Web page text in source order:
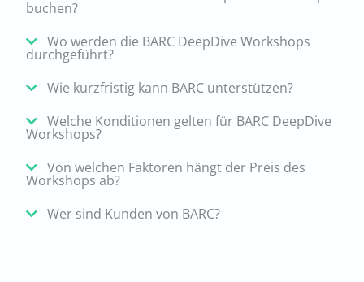
buchen?
Wo werden die BARC DeepDive Workshops
durchgeführt?
Wie kurzfristig kann BARC unterstützen?
Welche Konditionen gelten für BARC DeepDive
Workshops?
Von welchen Faktoren hängt der Preis des
Workshops ab?
Wer sind Kunden von BARC?